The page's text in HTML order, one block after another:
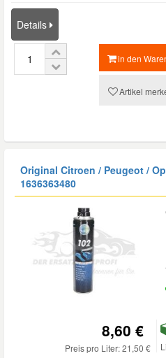
Details
in den
Artikel
Original Citroen / Peugeot /
1636363480
8,60 €
Preis pro Liter: 21,50 €